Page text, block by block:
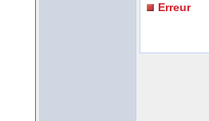
Erreur